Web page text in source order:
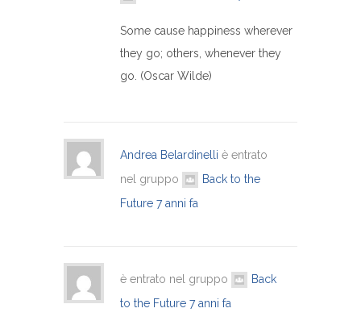
Some cause happiness wherever
they go; others, whenever they
go. (Oscar Wilde)
Andrea Belardinelli è entrato
nel gruppo
Back to the
Future 7 anni fa
è entrato nel gruppo
Back
to the Future 7 anni fa